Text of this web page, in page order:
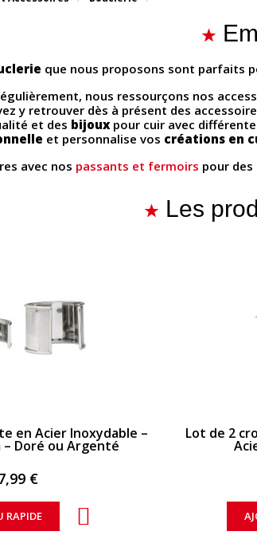
que nous proposons sont parfaits
nous ressourçons nos
y retrouver dès à présent des
et des bijouxpour cuir avec
et personnalise vos créations en
avec nos passants et fermoirs pour
Les
en Acier Inoxydable –
– Doré ou Argenté
€
RAPIDE
Lot de 2